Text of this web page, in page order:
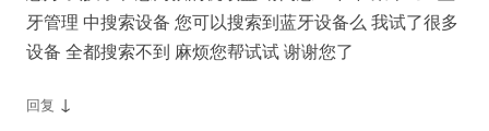
牙管理 中搜索设备 您可以搜索到蓝牙设备么 我试了很多
设备 全都搜索不到 麻烦您帮试试 谢谢您了
回复 ↓